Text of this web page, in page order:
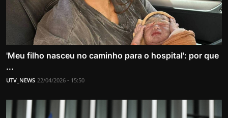
'Meu filho nasceu no caminho para o hospital': por que
...
UTV_NEWS 22/04/2026 - 15:50